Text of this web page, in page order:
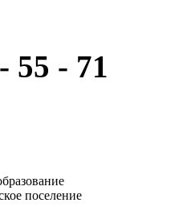
55 - 71
поселение